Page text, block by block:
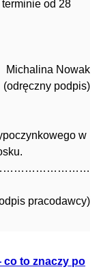
od 28
Michalina Nowak
(odręczny podpis)
w
pracodawcy)
to znaczy po